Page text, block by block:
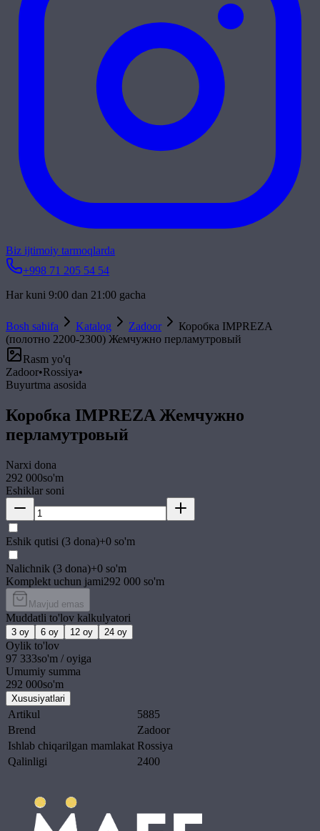
Biz ijtimoiy tarmoqlarda
+998 71 205 54 54
Har kuni 9:00 dan 21:00 gacha
Bosh sahifa Katalog Zadoor
Коробка IMPREZA
(полотно 2200-2300) Жемчужно перламутровый
Rasm yo'q
Zadoor•Rossiya•
Buyurtma asosida
Коробка IMPREZA Жемчужно
перламутровый
Narxi dona
292 000so'm
Eshiklar soni
Eshik qutisi (3 dona)+0 so'm
Nalichnik (3 dona)+0 so'm
Komplekt uchun jami292 000 so'm
Mavjud emas
Muddatli to'lov kalkulyatori
3 oy 6 oy 12 oy 24 oy
Oylik to'lov
97 333so'm / oyiga
Umumiy summa
292 000so'm
Xususiyatlari
Artikul
5885
Brend
Zadoor
Ishlab chiqarilgan mamlakat Rossiya
Qalinligi
2400